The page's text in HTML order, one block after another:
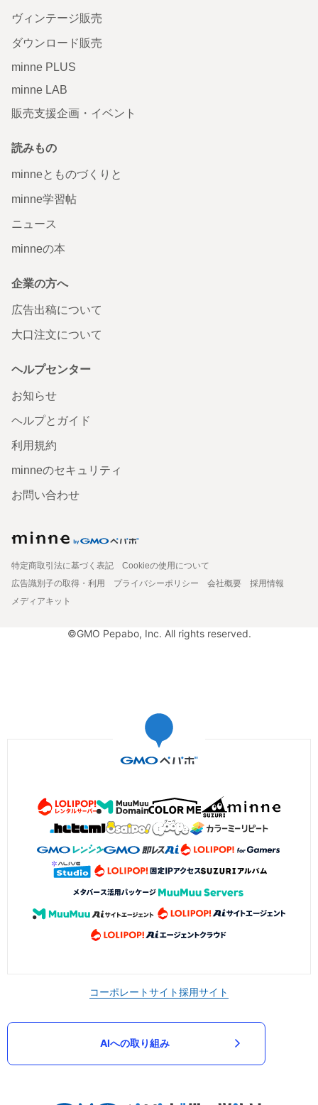
ヴィンテージ販売
ダウンロード販売
minne PLUS
minne LAB
販売支援企画・イベント
読みもの
minneとものづくりと
minne学習帖
ニュース
minneの本
企業の方へ
広告出稿について
大口注文について
ヘルプセンター
お知らせ
ヘルプとガイド
利用規約
minneのセキュリティ
お問い合わせ
特定商取引法に基づく表記
Cookieの使用について
広告識別子の取得・利用
プライバシーポリシー 会社概要
採用情報
メディアキット
©GMO Pepabo, Inc. All rights reserved.
コーポレートサイト採用サイト
AIへの取り組み